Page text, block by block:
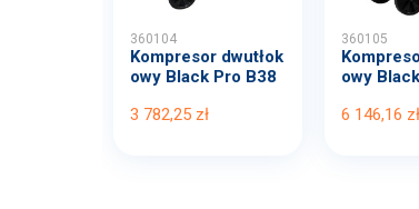
360104
Kompresor dwutłok
owy Black Pro B38
3 782,25 zł
360105
owy
6 146,16 zł